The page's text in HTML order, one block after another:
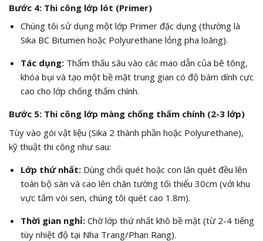
Bước 4: Thi công lớp lót (Primer)
Chúng tôi sử dụng một lớp Primer đặc dụng (thường là
Sika BC Bitumen hoặc Polyurethane lỏng pha loãng).
Tác dụng:Thẩm thấu sâu vào các mao dẫn của bê tông,
khóa bụi và tạo một bề mặt trung gian có độ bám dính cực
cao cho lớp chống thấm chính.
Bước 5: Thi công lớp màng chống thấm chính (2-3 lớp)
Tùy vào gói vật liệu (Sika 2 thành phần hoặc Polyurethane),
kỹ thuật thi công như sau:
Lớp thứ nhất:Dùng chổi quét hoặc con lăn quét đều lên
toàn bộ sàn và cao lên chân tường tối thiểu 30cm (với khu
vực tắm vòi sen, chúng tôi quét cao 1.8m).
Thời gian nghỉ:Chờ lớp thứ nhất khô bề mặt (từ 2-4 tiếng
tùy nhiệt độ tại Nha Trang/Phan Rang).